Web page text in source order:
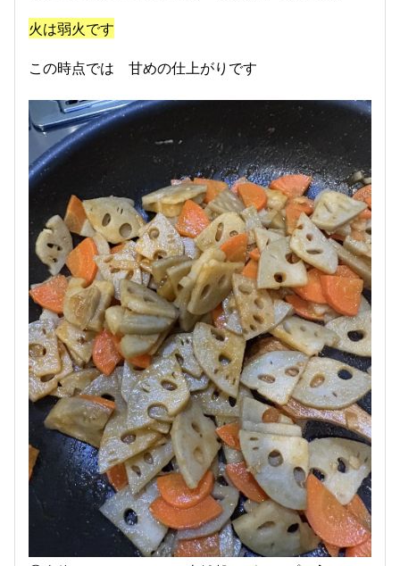
火は弱火です
この時点では 甘めの仕上がりです